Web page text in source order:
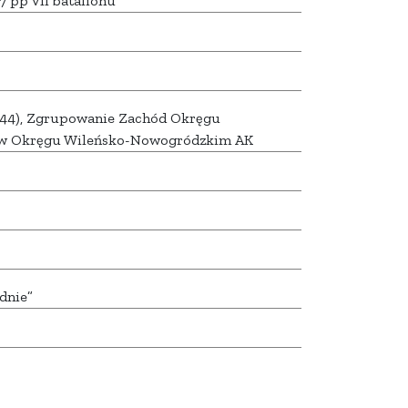
Zgrupowanie Zachód Okręgu
Okręgu Wileńsko-Nowogródzkim AK